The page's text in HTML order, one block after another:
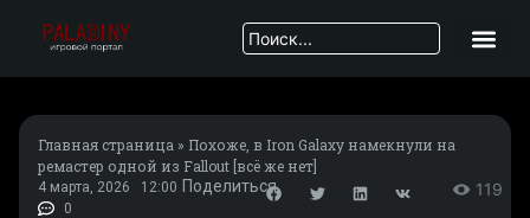
Главная страница » Похоже, в Iron Galaxy намекнули на
ремастер одной из Fallout [всё же нет]
4 марта, 2026
12:00
0
Поделиться 119